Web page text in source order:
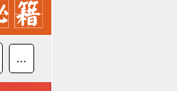
...